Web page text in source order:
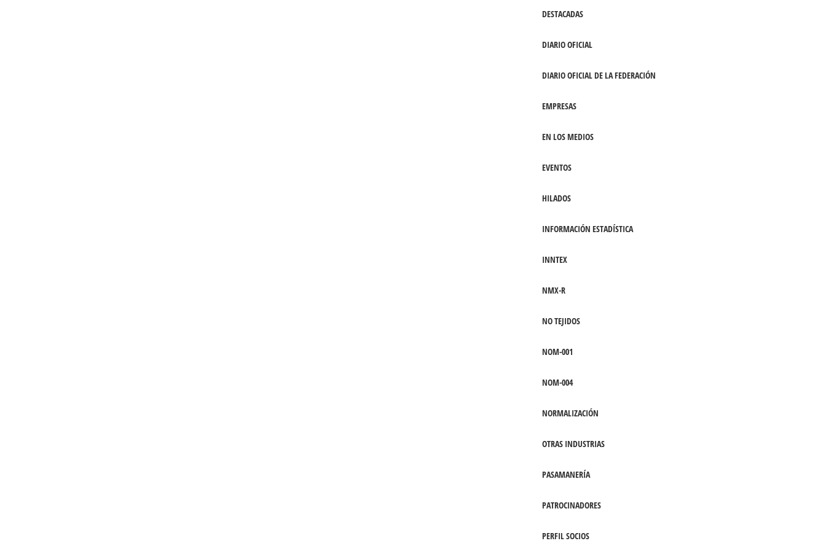
DESTACADAS
DIARIO OFICIAL
DIARIO OFICIAL DE LA FEDERACIÓN
EMPRESAS
EN LOS MEDIOS
EVENTOS
HILADOS
INFORMACIÓN ESTADÍSTICA
INNTEX
NMX-R
NO TEJIDOS
NOM-001
NOM-004
NORMALIZACIÓN
OTRAS INDUSTRIAS
PASAMANERÍA
PATROCINADORES
PERFIL SOCIOS